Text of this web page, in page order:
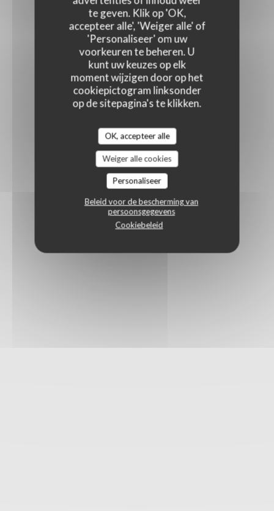
te geven. Klik op 'OK,
accepteer alle', 'Weiger alle' of
'Personaliseer' om uw
voorkeuren te beheren. U
kunt uw keuzes op elk
moment wijzigen door op het
cookiepictogram linksonder
op de sitepagina's te klikken.
OK, accepteer alle
Weiger alle cookies
Personaliseer
Beleid voor de bescherming van
persoonsgegevens
Cookiebeleid